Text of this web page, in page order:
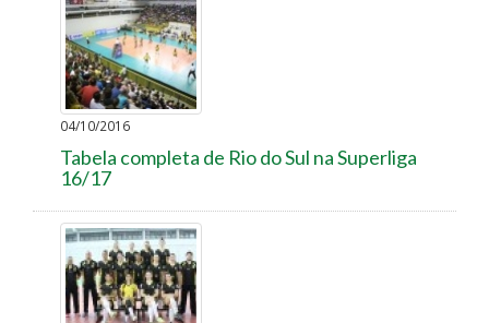
04/10/2016
Tabela completa de Rio do Sul na Superliga
16/17